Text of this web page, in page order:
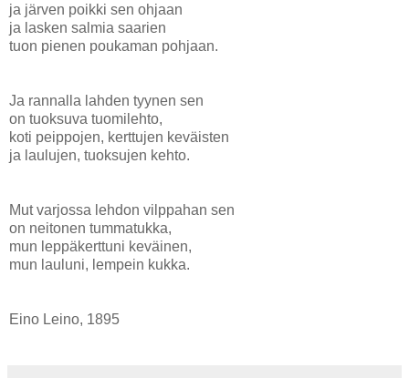
ja järven poikki sen ohjaan
ja lasken salmia saarien
tuon pienen poukaman pohjaan.
Ja rannalla lahden tyynen sen
on tuoksuva tuomilehto,
koti peippojen, kerttujen keväisten
ja laulujen, tuoksujen kehto.
Mut varjossa lehdon vilppahan sen
on neitonen tummatukka,
mun leppäkerttuni keväinen,
mun lauluni, lempein kukka.
Eino Leino, 1895